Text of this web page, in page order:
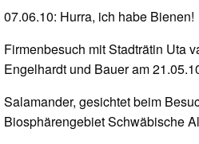
07.06.10: Hurra, ich habe Bienen!
Firmenbesuch mit Stadträtin Uta
Engelhardt und Bauer am
Salamander, gesichtet beim
Biosphärengebiet Schwäbische